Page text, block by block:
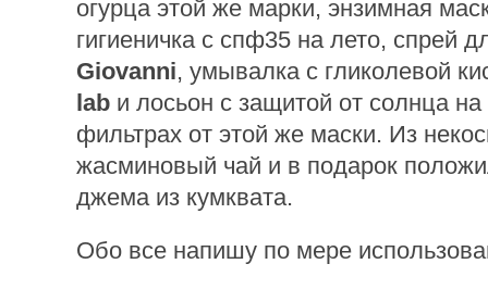
огурца этой же марки, энзимная
гигиеничка с спф35 на лето, спрей
Giovanni, умывалка с гликолевой
lab и лосьон с защитой от солнца
фильтрах от этой же маски. Из
жасминовый чай и в подарок
джема из кумквата.
Обо все напишу по мере